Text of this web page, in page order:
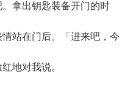
拿出钥匙装备开门的时
站在门后。「进来吧，今
地对我说。